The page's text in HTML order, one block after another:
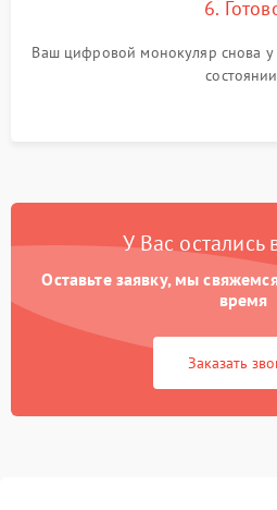
6.
Ваш цифровой монокуляр снова у
У Вас остались
Оставьте заявку, мы
время
Заказать